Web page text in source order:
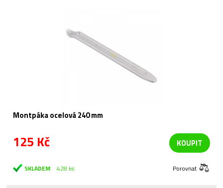
Montpáka ocelová 240 mm
125 Kč KOUPIT
SKLADEM 428 ks Porovnat